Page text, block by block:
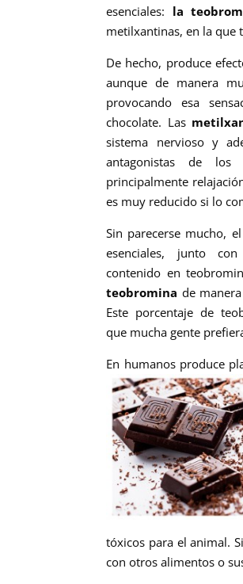
esenciales: la
metilxantinas, en la que
De hecho, produce
aunque de manera
provocando esa
chocolate. Las
sistema nervioso y
antagonistas de los
principalmente
es muy reducido si lo
Sin parecerse mucho, el
esenciales, junto
contenido en
teobromina de
Este porcentaje de
que mucha gente
En humanos produce
tóxicos para el animal.
con otros alimentos o